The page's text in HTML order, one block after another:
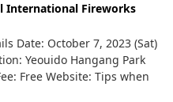
International Fireworks
Date: October 7, 2023 (Sat)
Yeouido Hangang Park
Free Website: Tips when